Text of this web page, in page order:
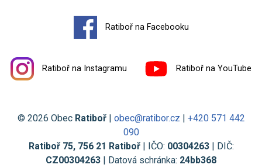
Ratiboř na Facebooku
Ratiboř na Instagramu Ratiboř na YouTube
© 2026 Obec Ratiboř| obec@ratibor.cz | +420 571 442
090
Ratiboř 75, 756 21 Ratiboř| IČO: 00304263| DIČ:
CZ00304263 | Datová schránka: 24bb368